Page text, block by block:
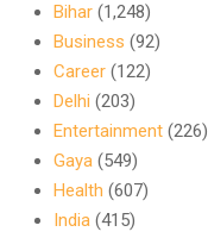
Bihar (1,248)
Business (92)
Career (122)
Delhi (203)
Entertainment (226)
Gaya (549)
Health (607)
India (415)